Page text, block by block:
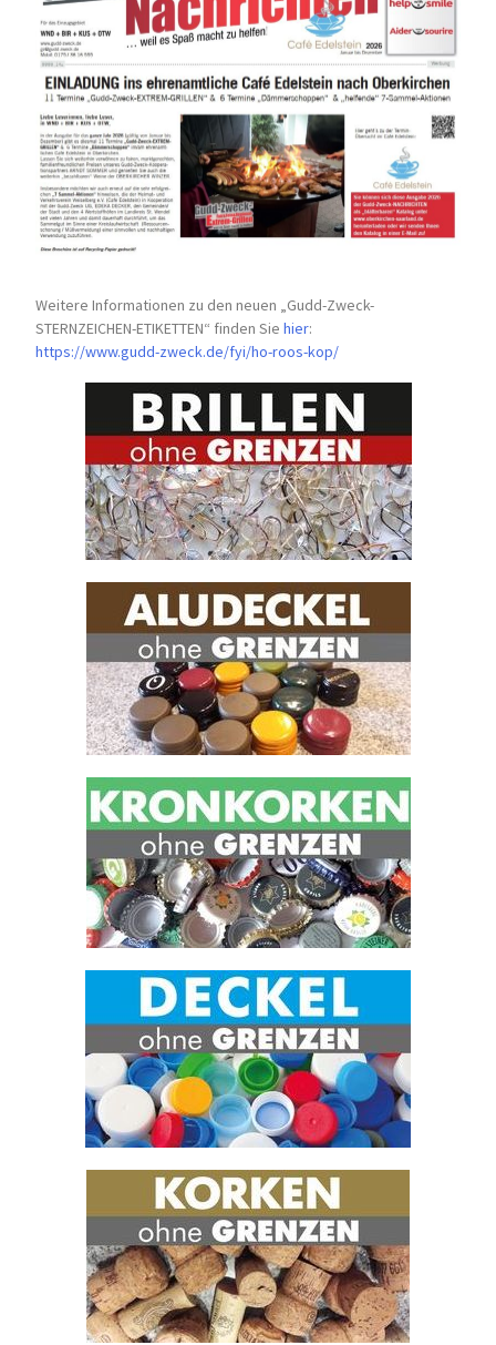
Weitere Informationen zu den neuen „Gudd-Zweck-
STERNZEICHEN-ETIKETTEN“ finden Siehier:
https://www.gudd-zweck.de/fyi/ho-roos-kop/